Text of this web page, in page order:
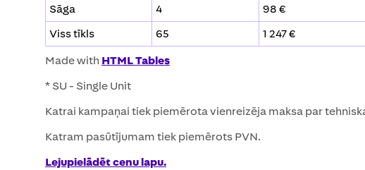
Sāga
4 98 €
Viss tīkls
65 1 247 €
Made with HTML Tables
* SU - Single Unit
Katrai kampaņai tiek piemērota vienreizēja maksa par
Katram pasūtījumam tiek piemērots PVN.
Lejupielādēt cenu lapu.